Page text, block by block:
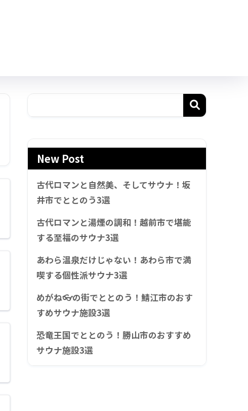
New Post
古代ロマンと自然美、そしてサウナ！坂
井市でととのう3選
古代ロマンと湯煙の調和！越前市で堪能
する至福のサウナ3選
あわら温泉だけじゃない！あわら市で満
喫する個性派サウナ3選
めがね👓の街でととのう！鯖江市のおす
すめサウナ施設3選
恐竜王国でととのう！勝山市のおすすめ
サウナ施設3選